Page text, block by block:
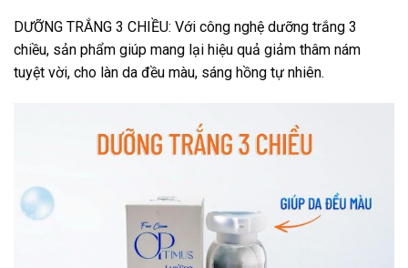
DƯỠNG TRẮNG 3 CHIỀU: Với công nghệ dưỡng trắng 3
chiều, sản phẩm giúp mang lại hiệu quả giảm thâm nám
tuyệt vời, cho làn da đều màu, sáng hồng tự nhiên.